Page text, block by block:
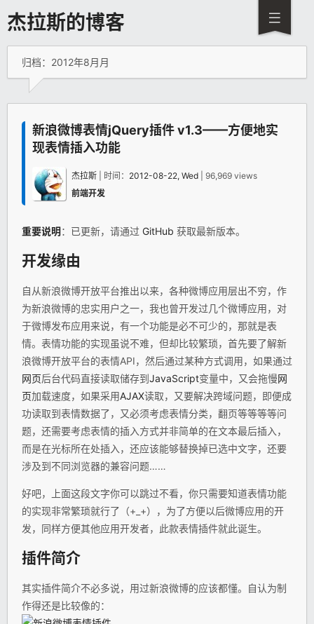
杰拉斯的博客
归档：2012年8月月
新浪微博表情jQuery插件 v1.3——方便地实
现表情插入功能
杰拉斯 | 时间： 2012-08-22, Wed | 96,969 views
前端开发
重要说明：已更新，请通过 GitHub 获取最新版本。
开发缘由
自从新浪微博开放平台推出以来，各种微博应用层出不穷，作
为新浪微博的忠实用户之一，我也曾开发过几个微博应用，对
于微博发布应用来说，有一个功能是必不可少的，那就是表
情。表情功能的实现虽说不难，但却比较繁琐，首先要了解新
浪微博开放平台的表情API，然后通过某种方式调用，如果通过
网页后台代码直接读取储存到JavaScript变量中，又会拖慢网
页加载速度，如果采用AJAX读取，又要解决跨域问题，即便成
功读取到表情数据了，又必须考虑表情分类，翻页等等等等问
题，还需要考虑表情的插入方式并非简单的在文本最后插入，
而是在光标所在处插入，还应该能够替换掉已选中文字，还要
涉及到不同浏览器的兼容问题……
好吧，上面这段文字你可以跳过不看，你只需要知道表情功能
的实现非常繁琐就行了（+_+），为了方便以后微博应用的开
发，同样方便其他应用开发者，此款表情插件就此诞生。
插件简介
其实插件简介不必多说，用过新浪微博的应该都懂。自认为制
作得还是比较像的：